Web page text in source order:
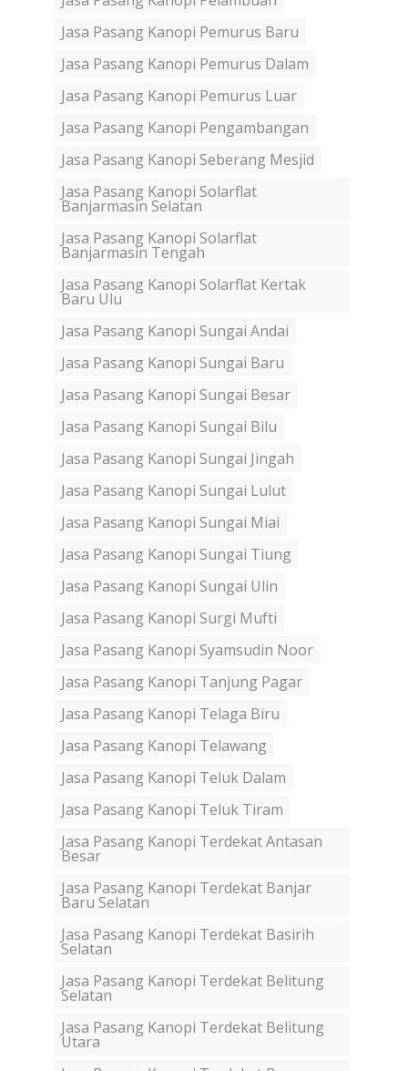
Jasa Pasang Kanopi Pemurus Baru
Jasa Pasang Kanopi Pemurus Dalam
Jasa Pasang Kanopi Pemurus Luar
Jasa Pasang Kanopi Pengambangan
Jasa Pasang Kanopi Seberang Mesjid
Jasa Pasang Kanopi Solarflat
Banjarmasin Selatan
Jasa Pasang Kanopi Solarflat
Banjarmasin Tengah
Jasa Pasang Kanopi Solarflat Kertak
Baru Ulu
Jasa Pasang Kanopi Sungai Andai
Jasa Pasang Kanopi Sungai Baru
Jasa Pasang Kanopi Sungai Besar
Jasa Pasang Kanopi Sungai Bilu
Jasa Pasang Kanopi Sungai Jingah
Jasa Pasang Kanopi Sungai Lulut
Jasa Pasang Kanopi Sungai Miai
Jasa Pasang Kanopi Sungai Tiung
Jasa Pasang Kanopi Sungai Ulin
Jasa Pasang Kanopi Surgi Mufti
Jasa Pasang Kanopi Syamsudin Noor
Jasa Pasang Kanopi Tanjung Pagar
Jasa Pasang Kanopi Telaga Biru
Jasa Pasang Kanopi Telawang
Jasa Pasang Kanopi Teluk Dalam
Jasa Pasang Kanopi Teluk Tiram
Jasa Pasang Kanopi Terdekat Antasan
Besar
Jasa Pasang Kanopi Terdekat Banjar
Baru Selatan
Jasa Pasang Kanopi Terdekat Basirih
Selatan
Jasa Pasang Kanopi Terdekat Belitung
Selatan
Jasa Pasang Kanopi Terdekat Belitung
Utara